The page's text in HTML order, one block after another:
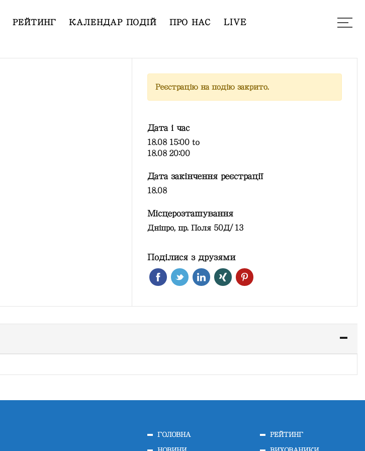
РЕЙТИНГ КАЛЕНДАР ПОДІЙ ПРО НАС LIVE
Реєстрацію на подію закрито.
Дата і час
18.08 15:00 to
18.08 20:00
Дата закінчення реєстрації
18.08
Місцерозташування
Дніпро, пр. Поля 50Д/13
Поділися з друзями
ГОЛОВНА
РЕЙТИНГ